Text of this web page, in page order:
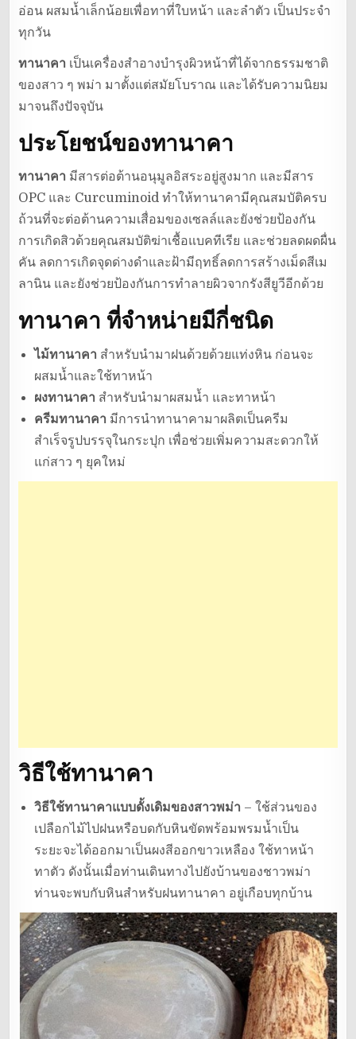
อ่อน ผสมน้ำเล็กน้อยเพื่อทาที่ใบหน้า และลำตัว เป็นประจำ
ทุกวัน
ทานาคา เป็นเครื่องสำอางบำรุงผิวหน้าที่ได้จากธรรมชาติ
ของสาว ๆ พม่า มาตั้งแต่สมัยโบราณ และได้รับความนิยม
มาจนถึงปัจจุบัน
ประโยชน์ของทานาคา
ทานาคา มีสารต่อต้านอนุมูลอิสระอยู่สูงมาก และมีสาร
OPC และ Curcuminoid ทำให้ทานาคามีคุณสมบัติครบ
ถ้วนที่จะต่อต้านความเสื่อมของเซลล์และยังช่วยป้องกัน
การเกิดสิวด้วยคุณสมบัติฆ่าเชื้อแบคทีเรีย และช่วยลดผดผื่น
คัน ลดการเกิดจุดด่างดำและฝ้ามีฤทธิ์ลดการสร้างเม็ดสีเม
ลานิน และยังช่วยป้องกันการทำลายผิวจากรังสียูวีอีกด้วย
ทานาคา ที่จำหน่ายมีกี่ชนิด
ไม้ทานาคา สำหรับนำมาฝนด้วยด้วยแท่งหิน ก่อนจะ
ผสมน้ำและใช้ทาหน้า
ผงทานาคา สำหรับนำมาผสมน้ำ และทาหน้า
ครีมทานาคา มีการนำทานาคามาผลิตเป็นครีม
สำเร็จรูปบรรจุในกระปุก เพื่อช่วยเพิ่มความสะดวกให้
แก่สาว ๆ ยุคใหม่
วิธีใช้ทานาคา
วิธีใช้ทานาคาแบบดั้งเดิมของสาวพม่า – ใช้ส่วนของ
เปลือกไม้ไปฝนหรือบดกับหินขัดพร้อมพรมน้ำเป็น
ระยะจะได้ออกมาเป็นผงสีออกขาวเหลือง ใช้ทาหน้า
ทาตัว ดังนั้นเมื่อท่านเดินทางไปยังบ้านของชาวพม่า
ท่านจะพบกับหินสำหรับฝนทานาคา อยู่เกือบทุกบ้าน